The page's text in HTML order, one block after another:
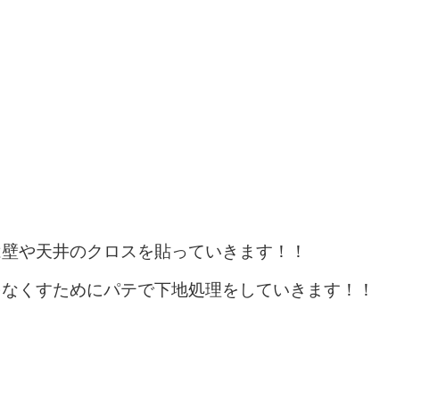
や天井のクロスを貼っていきます！！
くすためにパテで下地処理をしていきます！！